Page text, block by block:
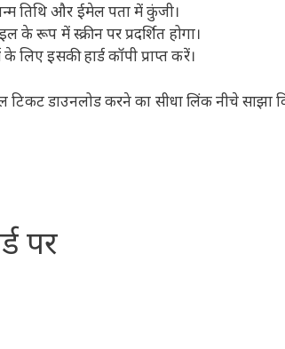
तिथि और ईमेल पता में कुंजी।
रूप में स्क्रीन पर प्रदर्शित होगा।
इसकी हार्ड कॉपी प्राप्त करें।
डाउनलोड करने का सीधा लिंक नीचे साझा
पर